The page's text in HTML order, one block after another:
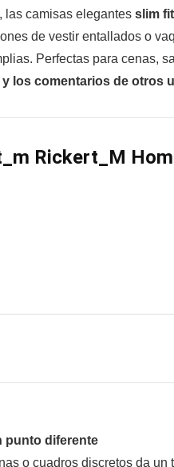
las camisas elegantes slim fit
de vestir entallados o
Perfectas para cenas,
los comentarios de
Rickert_M
punto diferente
o cuadros discretos da